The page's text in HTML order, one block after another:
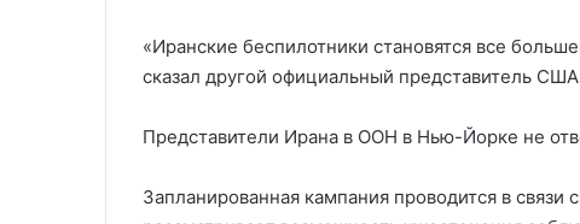
«Иранские беспилотники становятся все
сказал другой официальный представитель
Представители Ирана в ООН в Нью-Йорке не
Запланированная кампания проводится в